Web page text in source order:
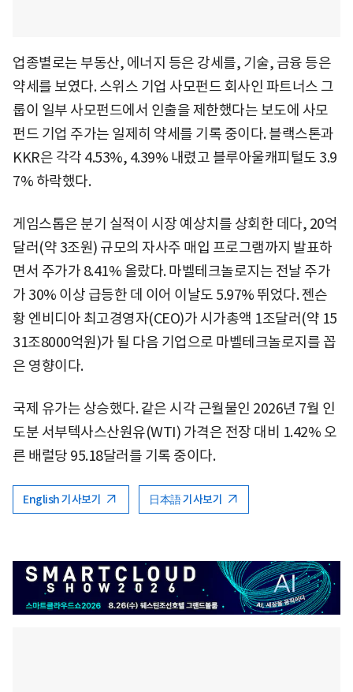
업종별로는 부동산, 에너지 등은 강세를, 기술, 금융 등은
약세를 보였다. 스위스 기업 사모펀드 회사인 파트너스 그
룹이 일부 사모펀드에서 인출을 제한했다는 보도에 사모
펀드 기업 주가는 일제히 약세를 기록 중이다. 블랙스톤과
KKR은 각각 4.53%, 4.39% 내렸고 블루아울캐피털도 3.9
7% 하락했다.
게임스톱은 분기 실적이 시장 예상치를 상회한 데다, 20억
달러(약 3조원) 규모의 자사주 매입 프로그램까지 발표하
면서 주가가 8.41% 올랐다. 마벨테크놀로지는 전날 주가
가 30% 이상 급등한 데 이어 이날도 5.97% 뛰었다. 젠슨
황 엔비디아 최고경영자(CEO)가 시가총액 1조달러(약 15
31조8000억원)가 될 다음 기업으로 마벨테크놀로지를 꼽
은 영향이다.
국제 유가는 상승했다. 같은 시각 근월물인 2026년 7월 인
도분 서부텍사스산원유(WTI) 가격은 전장 대비 1.42% 오
른 배럴당 95.18달러를 기록 중이다.
English 기사보기 日本語 기사보기